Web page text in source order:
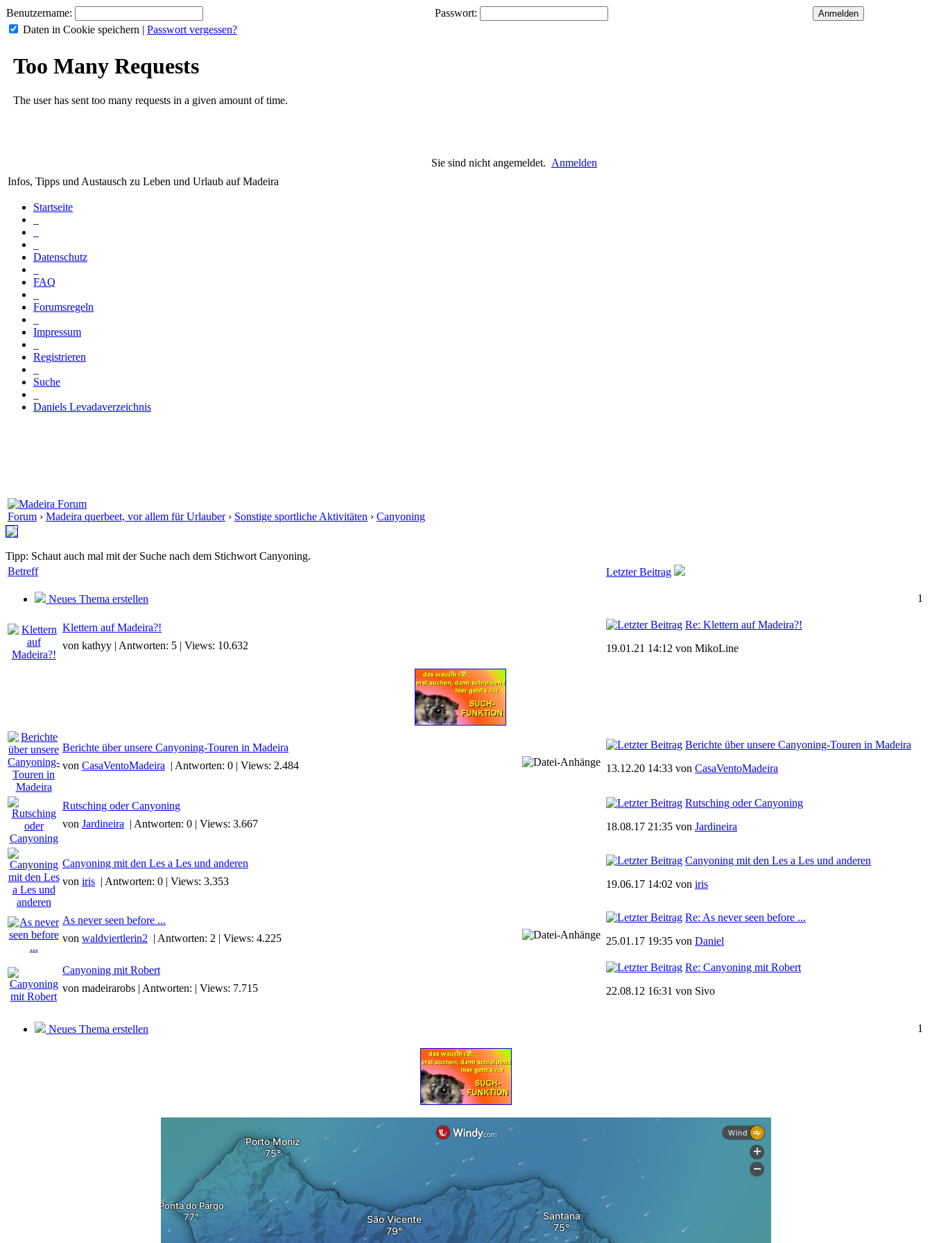
Benutzername:
Passwort:
Daten in Cookie speichern | Passwort vergessen?
Sie sind nicht angemeldet. Anmelden
Infos, Tipps und Austausch zu Leben und Urlaub auf Madeira
Startseite
Datenschutz
FAQ
Forumsregeln
Impressum
Registrieren
Suche
Daniels Levadaverzeichnis
Forum › Madeira querbeet, vor allem für Urlauber› Sonstige sportliche Aktivitäten › Canyoning
Tipp: Schaut auch mal mit der Suche nach dem Stichwort Canyoning.
Betreff
Letzter Beitrag
Neues Thema erstellen 1
Klettern auf Madeira?!
von kathyy | Antworten: 5 | Views: 10.632
Re: Klettern auf Madeira?!
19.01.21 14:12 von MikoLine
Berichte über unsere Canyoning-Touren in Madeira
von CasaVentoMadeira | Antworten: 0 | Views: 2.484
Berichte über unsere Canyoning-Touren in Madeira
13.12.20 14:33 von CasaVentoMadeira
Rutsching oder Canyoning
von Jardineira | Antworten: 0 | Views: 3.667
Rutsching oder Canyoning
18.08.17 21:35 von Jardineira
Canyoning mit den Les a Les und anderen
von iris | Antworten: 0 | Views: 3.353
Canyoning mit den Les a Les und anderen
19.06.17 14:02 von iris
As never seen before ...
von waldviertlerin2 | Antworten: 2 | Views: 4.225
Re: As never seen before ...
25.01.17 19:35 von Daniel
Canyoning mit Robert
von madeirarobs | Antworten: | Views: 7.715
Re: Canyoning mit Robert
22.08.12 16:31 von Sivo
Neues Thema erstellen 1